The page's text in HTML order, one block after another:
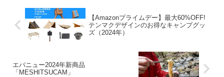
【Amazonプライムデー】最大60%OFF!
テンマクデザインのお得なキャンプグッ
ズ（2024年）
エバニュー2024年新商品
「MESHITSUCAM」